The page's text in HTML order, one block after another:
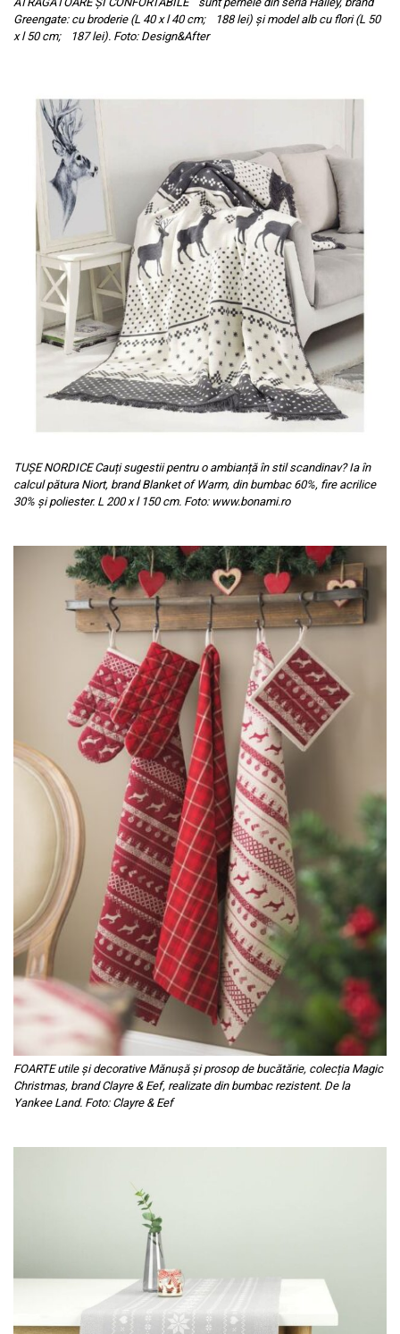
Greengate: cu broderie (L 40 x l 40 cm; 188 lei) și model alb cu flori (L 50
x l 50 cm; 187 lei). Foto: Design&After
TUȘE NORDICE Cauți sugestii pentru o ambianță în stil scandinav? Ia în
calcul pătura Niort, brand Blanket of Warm, din bumbac 60%, fire acrilice
30% și poliester. L 200 x l 150 cm. Foto: www.bonami.ro
FOARTE utile și decorative Mănușă și prosop de bucătărie, colecția Magic
Christmas, brand Clayre & Eef, realizate din bumbac rezistent. De la
Yankee Land. Foto: Clayre & Eef